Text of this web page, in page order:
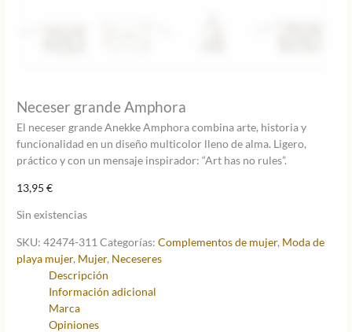
Neceser grande Amphora
El neceser grande Anekke Amphora combina arte, historia y
funcionalidad en un diseño multicolor lleno de alma. Ligero,
práctico y con un mensaje inspirador: “Art has no rules”.
13,95€
Sin existencias
SKU:42474-311 Categorías:Complementos de mujer, Moda de
playa mujer, Mujer, Neceseres
Descripción
Información adicional
Marca
Opiniones